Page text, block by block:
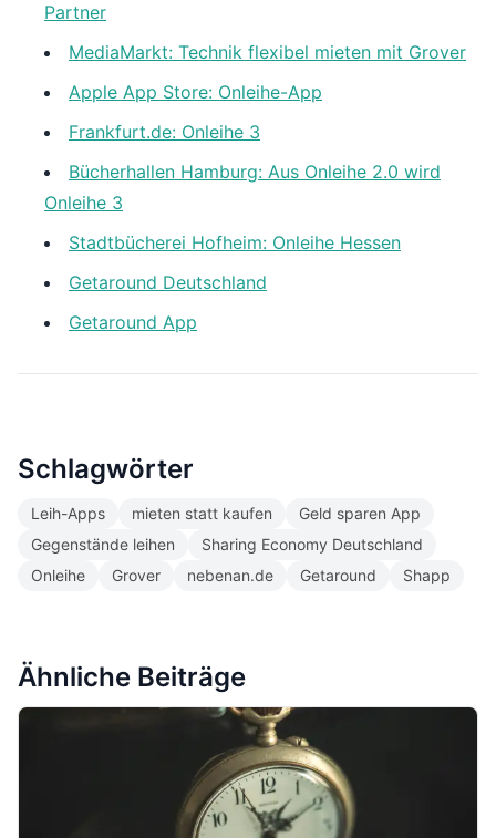
Partner
MediaMarkt: Technik flexibel mieten mit Grover
Apple App Store: Onleihe-App
Frankfurt.de: Onleihe 3
Bücherhallen Hamburg: Aus Onleihe 2.0 wird
Onleihe 3
Stadtbücherei Hofheim: Onleihe Hessen
Getaround Deutschland
Getaround App
Schlagwörter
Leih-Apps mieten statt kaufen
Geld sparen App
Gegenstände leihen
Sharing Economy Deutschland
Onleihe
Grover nebenan.de Getaround Shapp
Ähnliche Beiträge